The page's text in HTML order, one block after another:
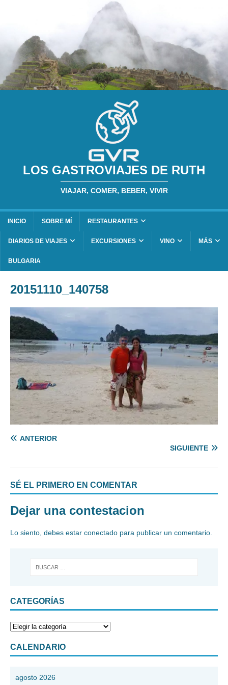
LOS GASTROVIAJES DE RUTH
VIAJAR, COMER, BEBER, VIVIR
INICIO SOBRE MÍ RESTAURANTES
DIARIOS DE VIAJES EXCURSIONES VINO MÁS
BULGARIA
20151110_140758
ANTERIOR
SIGUIENTE
SÉ EL PRIMERO EN COMENTAR
Dejar una contestacion
Lo siento, debes estar conectado para publicar un comentario.
CATEGORÍAS
CALENDARIO
agosto 2026